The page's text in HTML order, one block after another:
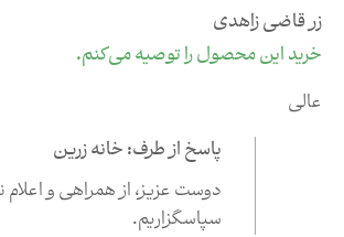
زر قاضی زاهدی
خرید این محصول را توصیه می‌کنم.
عالی
پاسخ از طرف: خانه زرین
دوست عزیز،‌ از همراهی و اعلام
سپاسگزاریم.